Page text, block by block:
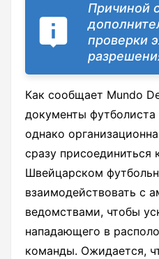
Причиной
проверки
Как сообщает Mundo
документы
однако
сразу присоединиться
Швейцарском
взаимодействовать с
ведомствами, чтобы
нападающего в
команды. Ожидается,